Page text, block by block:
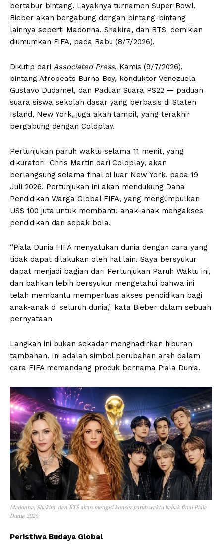
bertabur bintang. Layaknya turnamen Super Bowl,
Bieber akan bergabung dengan bintang-bintang
lainnya seperti Madonna, Shakira, dan BTS, demikian
diumumkan FIFA, pada Rabu (8/7/2026).
Dikutip dari Associated Press, Kamis (9/7/2026),
bintang Afrobeats Burna Boy, konduktor Venezuela
Gustavo Dudamel, dan Paduan Suara PS22 — paduan
suara siswa sekolah dasar yang berbasis di Staten
Island, New York, juga akan tampil, yang terakhir
bergabung dengan Coldplay.
Pertunjukan paruh waktu selama 11 menit, yang
dikuratori Chris Martin dari Coldplay, akan
berlangsung selama final di luar New York, pada 19
Juli 2026. Pertunjukan ini akan mendukung Dana
Pendidikan Warga Global FIFA, yang mengumpulkan
US$ 100 juta untuk membantu anak-anak mengakses
pendidikan dan sepak bola.
“Piala Dunia FIFA menyatukan dunia dengan cara yang
tidak dapat dilakukan oleh hal lain. Saya bersyukur
dapat menjadi bagian dari Pertunjukan Paruh Waktu ini,
dan bahkan lebih bersyukur mengetahui bahwa ini
telah membantu memperluas akses pendidikan bagi
anak-anak di seluruh dunia,” kata Bieber dalam sebuah
pernyataan
Langkah ini bukan sekadar menghadirkan hiburan
tambahan. Ini adalah simbol perubahan arah dalam
cara FIFA memandang produk bernama Piala Dunia.
Madonna, Shakira, dan BTS akan mengisi konser paruh waktu babak final Piala
Dunia 2026
Peristiwa Budaya Global